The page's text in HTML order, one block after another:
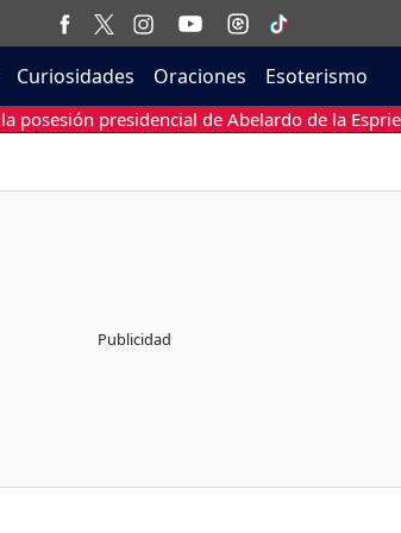
Curiosidades Oraciones Esoterismo
posesión presidencial de Abelardo de la